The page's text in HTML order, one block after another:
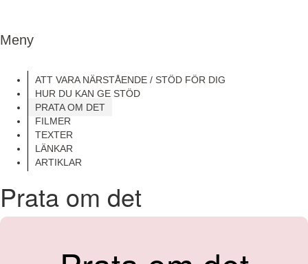
Meny
ATT VARA NÄRSTÅENDE / STÖD FÖR DIG
HUR DU KAN GE STÖD
PRATA OM DET
FILMER
TEXTER
LÄNKAR
ARTIKLAR
Prata om det